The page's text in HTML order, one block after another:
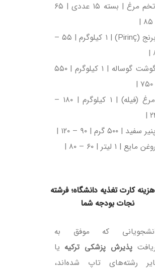
| تخم مرغ | بسته ۱۵ عددی | ۶۵
| برنج (Pirinç) | ۱ کیلوگرم | ۵۵ –
| گوشت گوساله | ۱ کیلوگرم | ۵۵۰
| مرغ (فیله) | ۱ کیلوگرم | ۱۸۰ –
|
سفید | ۵۰۰ گرم | ۹۰ – ۱۲۰ |
مایع | ۱ لیتر | ۶۰ – ۸۰ |
هزینه کارت تغذیه دانشگاه؛ فرشته
نجات بودجه شما
که موفق به
پذیرش پزشکی ترکیه یا
رشته‌های تاپ شده‌اند،